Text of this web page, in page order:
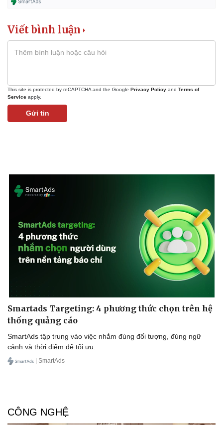
Viết bình luận
This site is protected by reCAPTCHA and the Google Privacy Policy and Terms of
Service apply.
Gửi tin
Smartads Targeting: 4 phương thức chọn trên hệ
thống quảng cáo
SmartAds tập trung vào việc nhắm đúng đối tượng, đúng ngữ
cảnh và thời điểm để tối ưu.
| SmartAds
CÔNG NGHỆ